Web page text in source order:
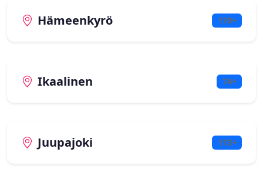
Hämeenkyrö 170+
Ikaalinen 74+
Juupajoki 173+